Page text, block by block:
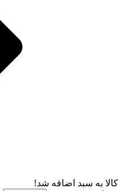
کالا به سبد اضافه شد!